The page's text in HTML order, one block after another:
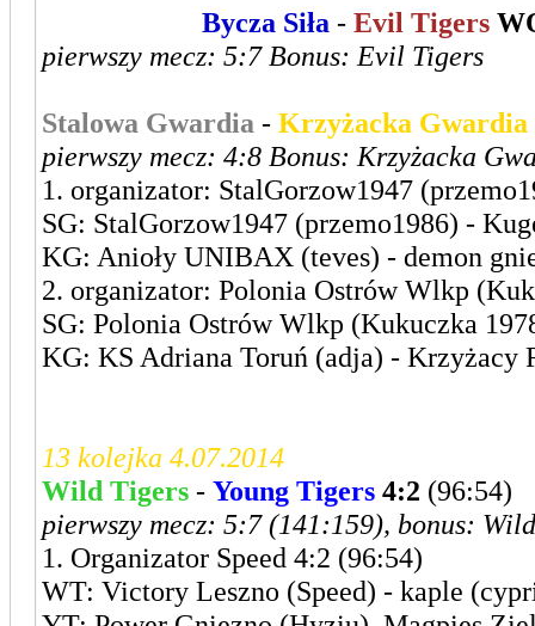
Bycza Siła - Evil Tigers
pierwszy mecz: 5:7 Bonus: Evil Tigers
Stalowa Gwardia - Krzyżacka Gwardia
pierwszy mecz: 4:8 Bonus: Krzyżacka
1. organizator: StalGorzow1947
SG: StalGorzow1947 (przemo1986) -
KG: Anioły UNIBAX (teves) - demon
2. organizator: Polonia Ostrów Wlkp
SG: Polonia Ostrów Wlkp (Kukuczka
KG: KS Adriana Toruń (adja) - Krzyżacy
13 kolejka 4.07.2014
Wild Tigers - Young Tigers 4:2 (96:54)
pierwszy mecz: 5:7 (141:159), bonus:
1. Organizator Speed 4:2 (96:54)
WT: Victory Leszno (Speed) - kaple